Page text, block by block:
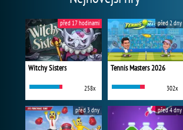
Witchy Sisters
258x
před 17 hodinami
Tennis Masters 2026
302x
před 2 dny
před 3 dny před 4 dny